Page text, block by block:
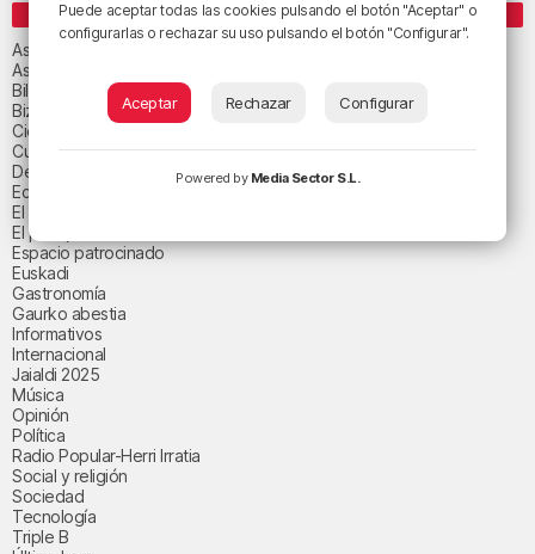
CATEGORÍAS
Asteburuko Planak
Asteko abestia
Bilbao
Bizkaia
Ciencia y salud
Cultura
Deportes
Economía
El paisaje de la semana
El paisaje del día
Espacio patrocinado
Euskadi
Gastronomía
Gaurko abestia
Informativos
Internacional
Jaialdi 2025
Música
Opinión
Política
Radio Popular-Herri Irratia
Social y religión
Sociedad
Tecnología
Triple B
Puede aceptar todas las cookies pulsando el botón "Aceptar" o
configurarlas o rechazar su uso pulsando el botón "Configurar".
Aceptar Rechazar Configurar
Powered by Media Sector S.L.